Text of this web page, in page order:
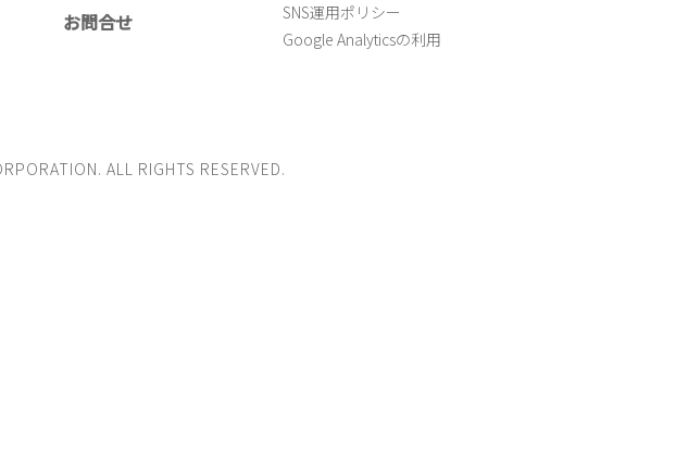
お問合せ
SNS運用ポリシー
Google Analyticsの利用
ALL RIGHTS RESERVED.